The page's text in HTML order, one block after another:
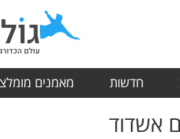
חדשות מאמנים
אשדוד